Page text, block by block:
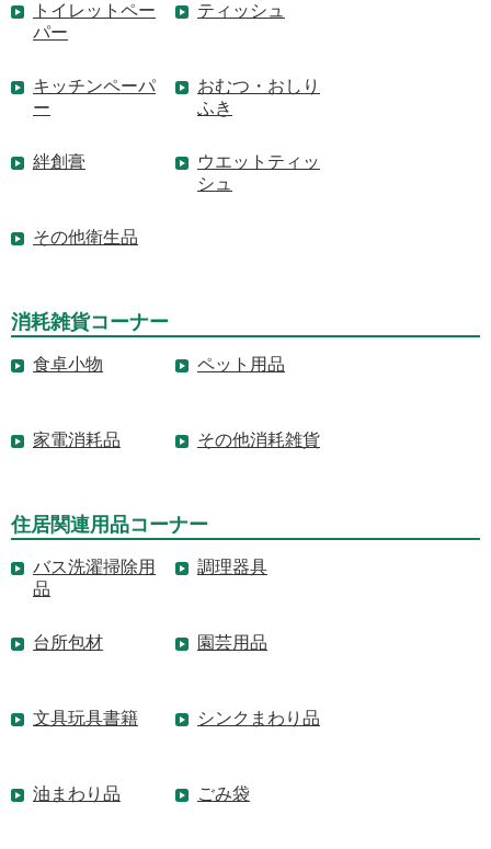
トイレットペー
パー
ティッシュ
キッチンペーパ
ー
おむつ・おしり
ふき
絆創膏
ウエットティッ
シュ
その他衛生品
消耗雑貨コーナー
食卓小物 ペット用品
家電消耗品 その他消耗雑貨
住居関連用品コーナー
バス洗濯掃除用
品
調理器具
台所包材 園芸用品
文具玩具書籍 シンクまわり品
油まわり品 ごみ袋